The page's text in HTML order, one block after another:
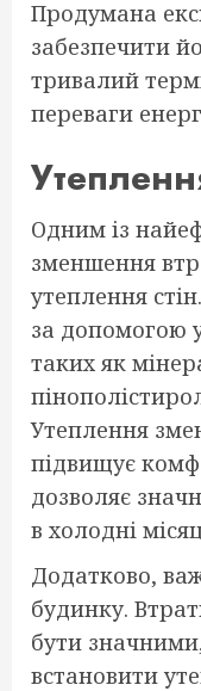
Продумана
забезпечити
тривалий
переваги
Одним із
зменшення
утеплення
за допомогою
таких як
Утеплення
підвищує
дозволяє
в холодні
Додатково,
будинку.
бути
встановити